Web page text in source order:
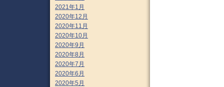
2021年1月
2020年12月
2020年11月
2020年10月
2020年9月
2020年8月
2020年7月
2020年6月
2020年5月